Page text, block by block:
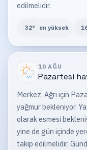
edilmelidir.
32° en yüksek
10 AĞU
Pazartesi
Merkez, Ağrı için
yağmur bekleniyor.
olarak esmesi
yine de gün içinde
takip edilmelidir.